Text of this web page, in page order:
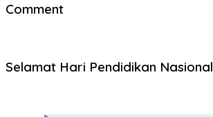
Comment
Selamat Hari Pendidikan Nasional